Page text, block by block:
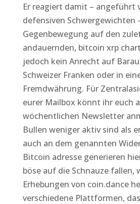
Er reagiert damit – angeführt
defensiven Schwergewichten
Gegenbewegung auf den
andauernden, bitcoin xrp
jedoch kein Anrecht auf
Schweizer Franken oder in
Fremdwährung. Für
eurer Mailbox könnt ihr euch
wöchentlichen Newsletter
Bullen weniger aktiv sind als
auch an dem genannten
Bitcoin adresse generieren
böse auf die Schnauze fallen,
Erhebungen von coin.dance
verschiedene Plattformen,